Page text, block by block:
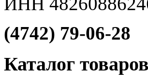
(4742) 79-06-28
Каталог товаров